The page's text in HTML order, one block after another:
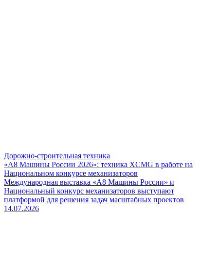
Дорожно-строительная техника
«А8 Машины России 2026»: техника XCMG в работе на
Национальном конкурсе механизаторов
Международная выставка «А8 Машины России» и
Национальный конкурс механизаторов выступают
платформой для решения задач масштабных проектов
14.07.2026